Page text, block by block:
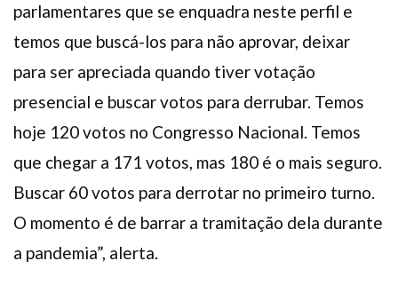
parlamentares que se enquadra neste perfil e
temos que buscá-los para não aprovar, deixar
para ser apreciada quando tiver votação
presencial e buscar votos para derrubar. Temos
hoje 120 votos no Congresso Nacional. Temos
que chegar a 171 votos, mas 180 é o mais seguro.
Buscar 60 votos para derrotar no primeiro turno.
O momento é de barrar a tramitação dela durante
a pandemia”, alerta.